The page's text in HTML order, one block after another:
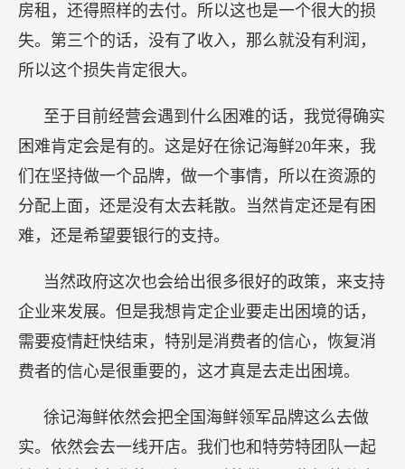
房租，还得照样的去付。所以这也是一个很大的损
失。第三个的话，没有了收入，那么就没有利润，
所以这个损失肯定很大。
至于目前经营会遇到什么困难的话，我觉得确实
困难肯定会是有的。这是好在徐记海鲜20年来，我
们在坚持做一个品牌，做一个事情，所以在资源的
分配上面，还是没有太去耗散。当然肯定还是有困
难，还是希望要银行的支持。
当然政府这次也会给出很多很好的政策，来支持
企业来发展。但是我想肯定企业要走出困境的话，
需要疫情赶快结束，特别是消费者的信心，恢复消
费者的信心是很重要的，这才真是去走出困境。
徐记海鲜依然会把全国海鲜领军品牌这么去做
实。依然会去一线开店。我们也和特劳特团队一起